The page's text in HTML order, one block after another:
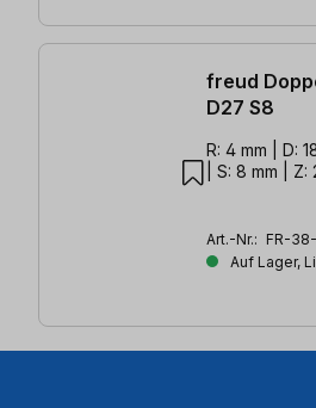
freud
D27 S8
R: 4 mm | D:
| S: 8 mm | Z:
Art.-Nr.: FR-
Auf Lager,